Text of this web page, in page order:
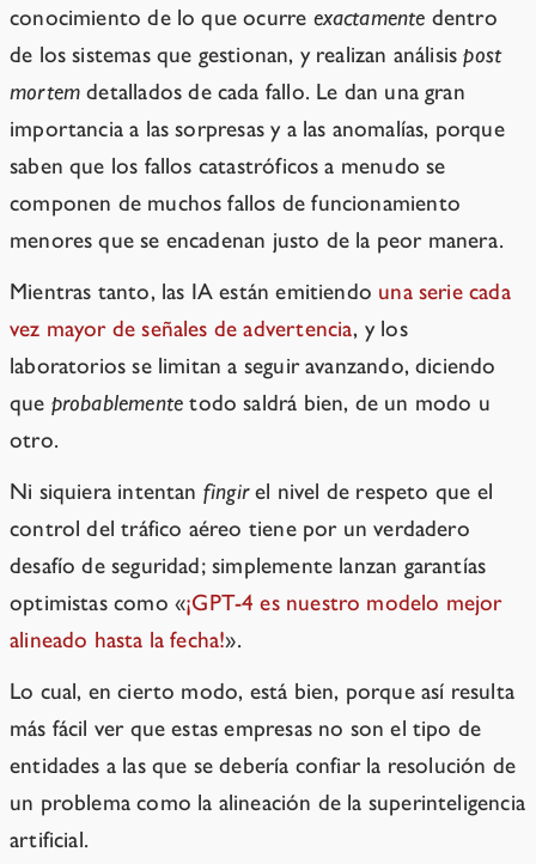
conocimiento de lo que ocurre exactamente dentro
de los sistemas que gestionan, y realizan análisispost
mortem detallados de cada fallo. Le dan una gran
importancia a las sorpresas y a las anomalías, porque
saben que los fallos catastróficos a menudo se
componen de muchos fallos de funcionamiento
menores que se encadenan justo de la peor manera.
Mientras tanto, las IA están emitiendo una serie cada
vez mayor de señales de advertencia, y los
laboratorios se limitan a seguir avanzando, diciendo
que probablemente todo saldrá bien, de un modo u
otro.
Ni siquiera intentan fingirel nivel de respeto que el
control del tráfico aéreo tiene por un verdadero
desafío de seguridad; simplemente lanzan garantías
optimistas como «¡GPT-4 es nuestro modelo mejor
alineado hasta la fecha!».
Lo cual, en cierto modo, está bien, porque así resulta
más fácil ver que estas empresas no son el tipo de
entidades a las que se debería confiar la resolución de
un problema como la alineación de la superinteligencia
artificial.